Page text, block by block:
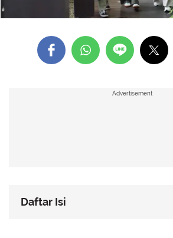
Advertisement
Daftar Isi